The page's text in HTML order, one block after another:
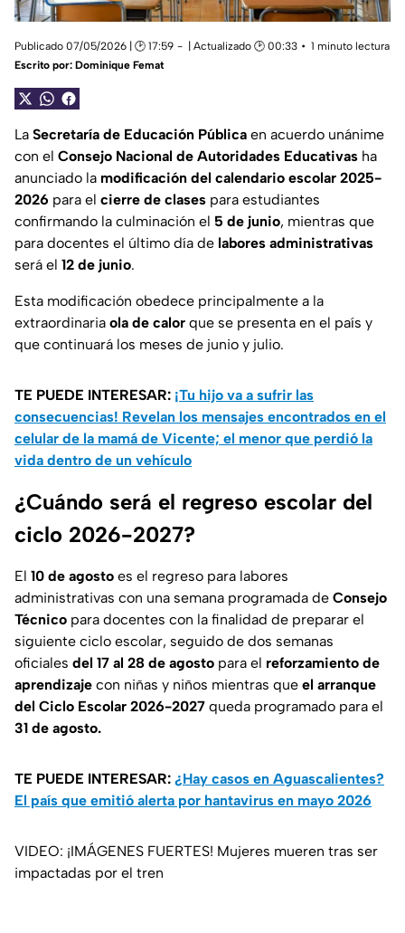
Publicado 07/05/2026 | 🕑 17:59 | Actualizado 🕑 00:33
1 minuto lectura
Escrito por: Dominique Femat
La Secretaría de Educación Pública en acuerdo unánime
con el Consejo Nacional de Autoridades Educativas ha
anunciado la modificación del calendario escolar 2025-
2026 para el cierre de clases para estudiantes
confirmando la culminación el 5 de junio, mientras que
para docentes el último día de labores administrativas
será el 12 de junio.
Esta modificación obedece principalmente a la
extraordinaria ola de calor que se presenta en el país y
que continuará los meses de junio y julio.
TE PUEDE INTERESAR: ¡Tu hijo va a sufrir las
consecuencias! Revelan los mensajes encontrados en el
celular de la mamá de Vicente; el menor que perdió la
vida dentro de un vehículo
¿Cuándo será el regreso escolar del
ciclo 2026-2027?
El 10 de agosto es el regreso para labores
administrativas con una semana programada de Consejo
Técnico para docentes con la finalidad de preparar el
siguiente ciclo escolar, seguido de dos semanas
oficiales del 17 al 28 de agosto para el reforzamiento de
aprendizaje con niñas y niños mientras que el arranque
del Ciclo Escolar 2026-2027 queda programado para el
31 de agosto.
TE PUEDE INTERESAR: ¿Hay casos en Aguascalientes?
El país que emitió alerta por hantavirus en mayo 2026
VIDEO: ¡IMÁGENES FUERTES! Mujeres mueren tras ser
impactadas por el tren